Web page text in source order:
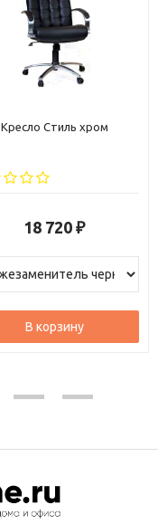
Конференц-кресло
спинка
18 710 ₽
В корзину